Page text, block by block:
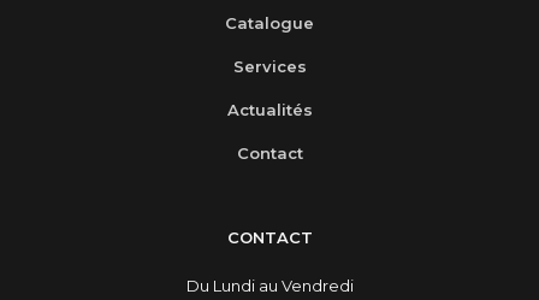
Catalogue
Services
Actualités
Contact
CONTACT
Du Lundi au Vendredi